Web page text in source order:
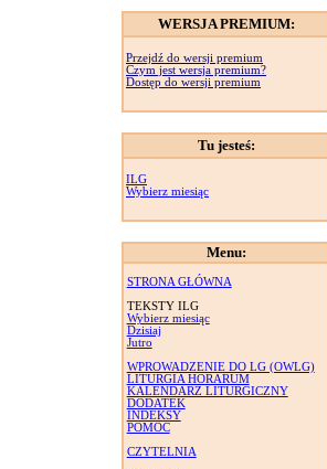
WERSJA PREMIUM:
Przejdź do wersji premium
Czym jest wersja premium?
Dostęp do wersji premium
Tu jesteś:
ILG
Wybierz miesiąc
Menu:
STRONA GŁÓWNA
TEKSTY ILG
Wybierz miesiąc
Dzisiaj
Jutro
WPROWADZENIE DO LG (OWLG)
LITURGIA HORARUM
KALENDARZ LITURGICZNY
DODATEK
INDEKSY
POMOC
CZYTELNIA